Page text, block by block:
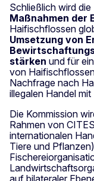
Schließlich wird
Maßnahmen der
Haifischflossen
Umsetzung von
stärken und für
von
Nachfrage nach
illegalen Handel
Die Kommission
Rahmen von
internationalen
Tiere und
auf bilateraler